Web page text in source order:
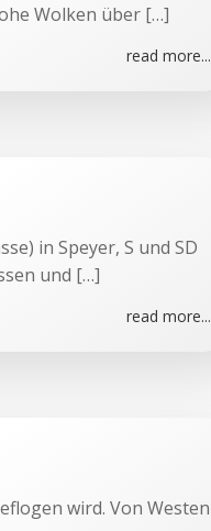
Wolken über […]
read more...
in Speyer, S und SD
und […]
read more...
wird. Von Westen